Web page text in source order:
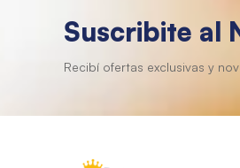
Suscribite al